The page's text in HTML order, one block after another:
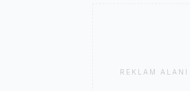
REKLAM ALANI